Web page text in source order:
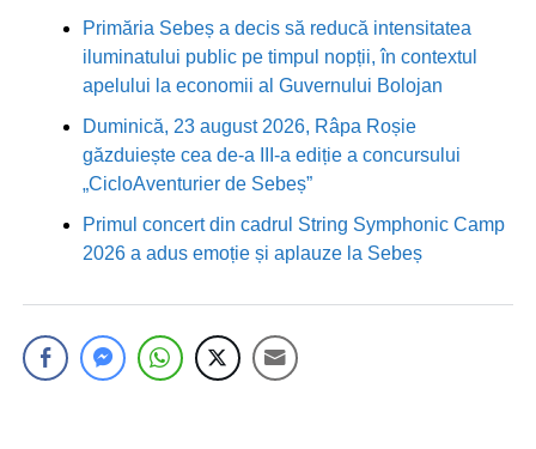
Primăria Sebeș a decis să reducă intensitatea
iluminatului public pe timpul nopții, în contextul
apelului la economii al Guvernului Bolojan
Duminică, 23 august 2026, Râpa Roșie
găzduiește cea de-a III-a ediție a concursului
„CicloAventurier de Sebeș”
Primul concert din cadrul String Symphonic Camp
2026 a adus emoție și aplauze la Sebeș